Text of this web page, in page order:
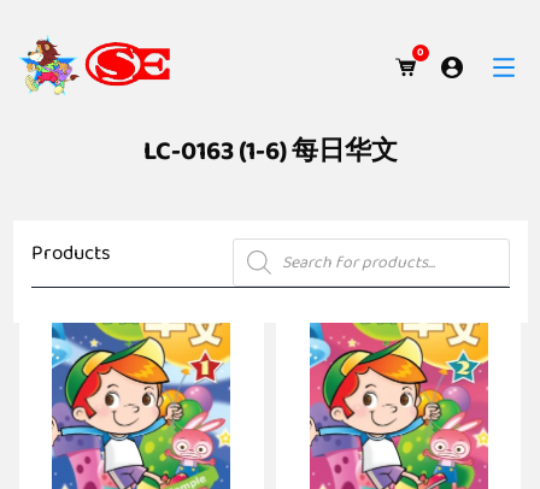
0
LC-0163 (1-6) 每日华文
Products Products
search